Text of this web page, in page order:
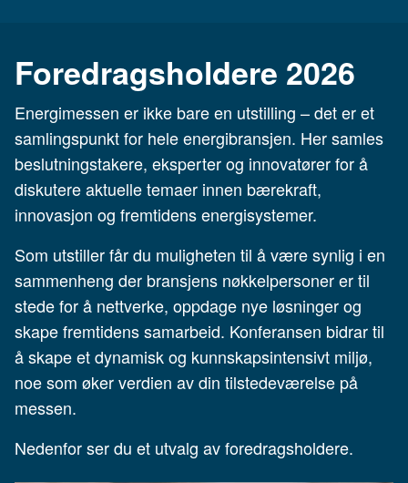
Foredragsholdere 2026
Energimessen er ikke bare en utstilling – det er et
samlingspunkt for hele energibransjen. Her samles
beslutningstakere, eksperter og innovatører for å
diskutere aktuelle temaer innen bærekraft,
innovasjon og fremtidens energisystemer.
Som utstiller får du muligheten til å være synlig i en
sammenheng der bransjens nøkkelpersoner er til
stede for å nettverke, oppdage nye løsninger og
skape fremtidens samarbeid. Konferansen bidrar til
å skape et dynamisk og kunnskapsintensivt miljø,
noe som øker verdien av din tilstedeværelse på
messen.
Nedenfor ser du et utvalg av foredragsholdere.